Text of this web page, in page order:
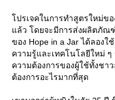
ปรเจคในการทำสูตรใหม่ขอ
ล้ว โดยจะมีการส่งผลิตภัณ
ของ Hope in a Jar ได้ลอง
ความรู้และเทคโนโลยีใหม่ ๆ
ความต้องการของผู้ใช้ทั้งชา
ต้องการอะไรมากที่สุด